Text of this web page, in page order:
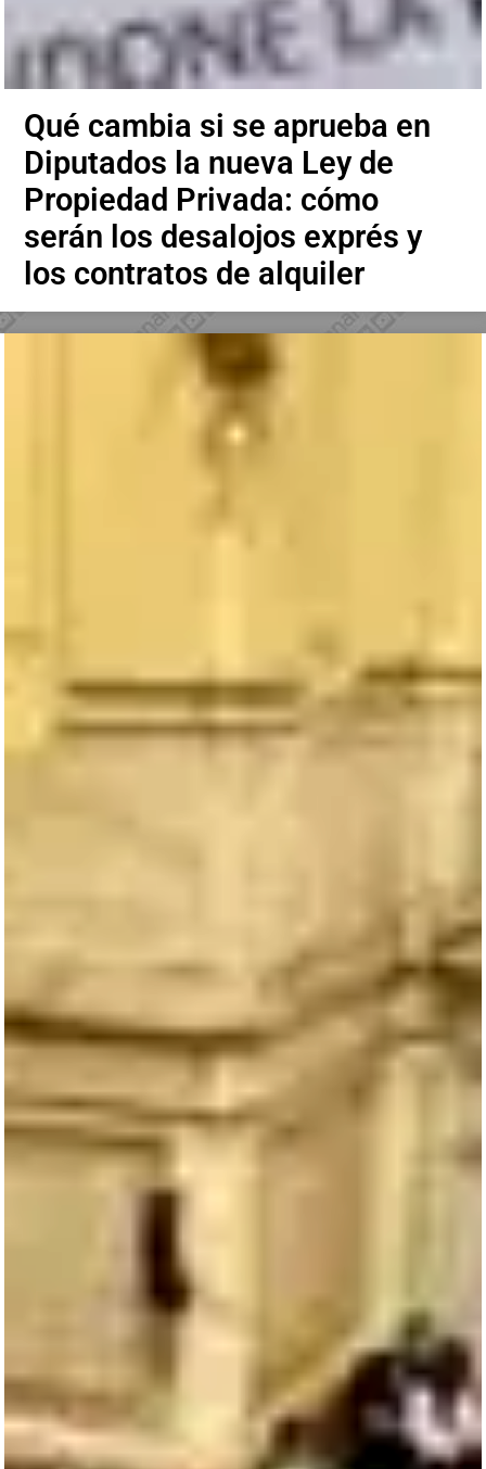
Qué cambia si se aprueba en
Diputados la nueva Ley de
Propiedad Privada: cómo
serán los desalojos exprés y
los contratos de alquiler